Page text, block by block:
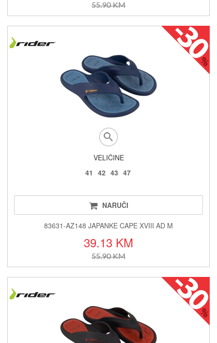
55.90 KM
VELIČINE
41 42 43 47
NARUČI
83631-AZ148 JAPANKE CAPE XVIII AD M
39.13 KM
55.90 KM